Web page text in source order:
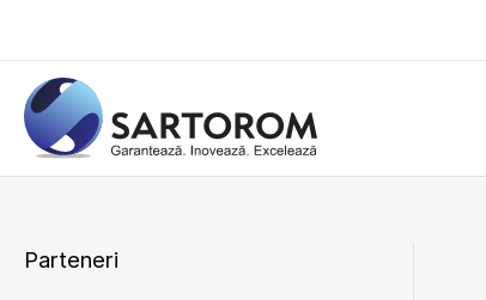
content
Parteneri